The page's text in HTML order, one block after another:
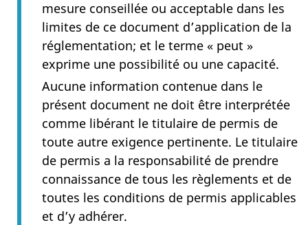
mesure conseillée ou acceptable dans les
limites de ce document d’application de la
réglementation; et le terme « peut »
exprime une possibilité ou une capacité.
Aucune information contenue dans le
présent document ne doit être interprétée
comme libérant le titulaire de permis de
toute autre exigence pertinente. Le titulaire
de permis a la responsabilité de prendre
connaissance de tous les règlements et de
toutes les conditions de permis applicables
et d’y adhérer.